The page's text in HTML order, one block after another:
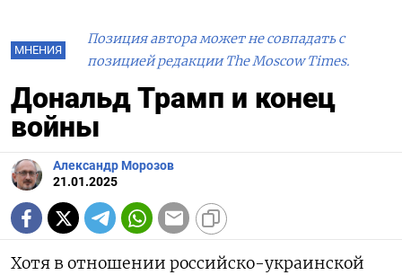
МНЕНИЯ
Позиция автора может не совпадать с
позицией редакции The Moscow Times.
Дональд Трамп и конец
войны
Александр Морозов
21.01.2025
Хотя в отношении российско-украинской